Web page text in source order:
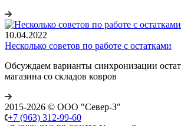
10.04.2022
Несколько советов по работе с остатками
Обсуждаем варианты синхронизации
магазина со складов ковров
2015-2026 © ООО "Север-З"
+7 (963) 312-99-60